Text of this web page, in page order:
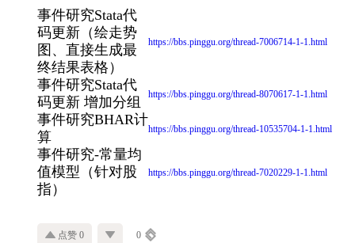
事件研究Stata代
码更新（绘走势
图、直接生成最
终结果表格）
https://bbs.pinggu.org/thread-7006714-1-1.html
事件研究Stata代
码更新 增加分组
https://bbs.pinggu.org/thread-8070617-1-1.html
事件研究BHAR计
算
https://bbs.pinggu.org/thread-10535704-1-1.html
事件研究-常量均
值模型（针对股
指）
https://bbs.pinggu.org/thread-7020229-1-1.html
点赞 0 0